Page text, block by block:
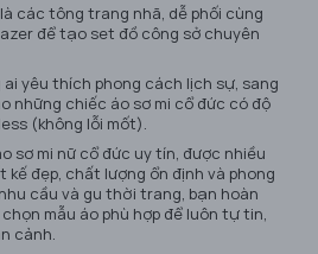
các tông trang nhã, dễ phối cùng
để tạo set đồ công sở chuyên
ai yêu thích phong cách lịch sự, sang
những chiếc áo sơ mi cổ đức có độ
(không lỗi mốt).
sơ mi nữ cổ đức uy tín, được nhiều
đẹp, chất lượng ổn định và phong
cầu và gu thời trang, bạn hoàn
mẫu áo phù hợp để luôn tự tin,
cảnh.